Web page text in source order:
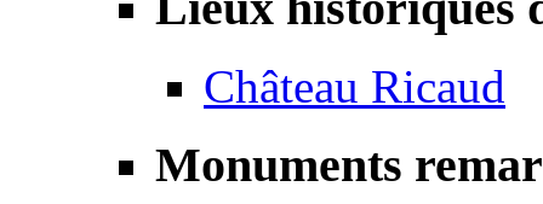
Château Ricaud
Monuments